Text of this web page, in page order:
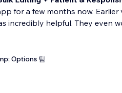
for a few months now.
incredibly helpful. They even
Options 팀